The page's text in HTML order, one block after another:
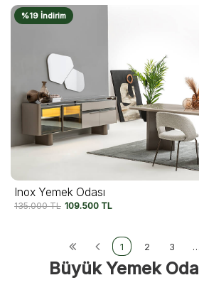
%19 İndirim
Inox Yemek Odası
135.000TL 109.500 TL
1 2 3 …
Büyük Yemek